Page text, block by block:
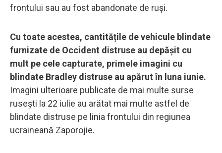
frontului sau au fost abandonate de ruşi.
Cu toate acestea, cantitățile de vehicule blindate
furnizate de Occident distruse au depășit cu
mult pe cele capturate, primele imagini cu
blindate Bradley distruse au apărut în luna iunie.
Imagini ulterioare publicate de mai multe surse
rusești la 22 iulie au arătat mai multe astfel de
blindate distruse pe linia frontului din regiunea
ucraineană Zaporojie.